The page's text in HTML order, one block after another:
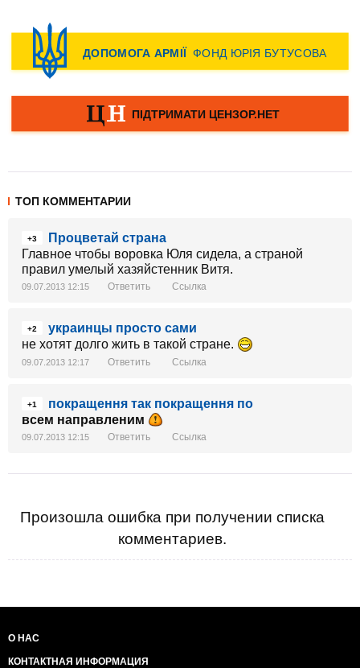
ТОП КОММЕНТАРИИ
+3
Процветай страна
Главное чтобы воровка Юля сидела, а страной
правил умелый хазяйстенник Витя.
09.07.2013 12:15 Ответить Ссылка
+2
украинцы просто сами
не хотят долго жить в такой стране.
09.07.2013 12:17 Ответить Ссылка
+1
покращення так покращення по
всем направленим
09.07.2013 12:15 Ответить Ссылка
Произошла ошибка при получении списка
комментариев.
О НАС
КОНТАКТНАЯ ИНФОРМАЦИЯ